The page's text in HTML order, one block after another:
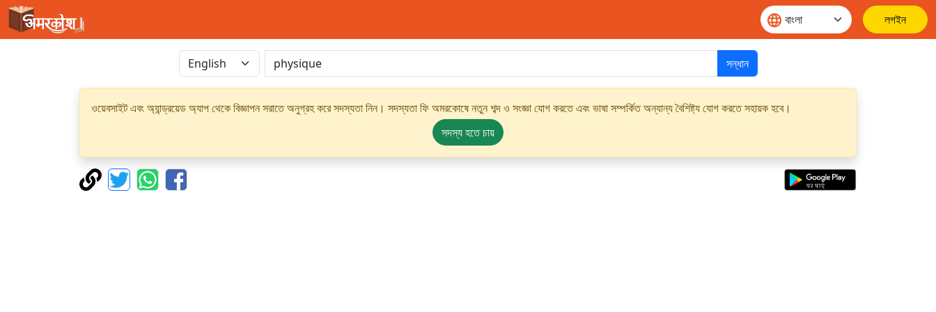
লগইন
সন্ধান
ওয়েবসাইট এবং অ্যান্ড্রয়েড অ্যাপ থেকে বিজ্ঞাপন সরাতে অনুগ্রহ করে সদস্যতা নিন। সদস্যতা ফি অমরকোষে নতুন শব্দ ও সংজ্ঞা যোগ করতে এবং ভাষা সম্পর্কিত অন্যান্য বৈশিষ্ট্য যোগ করতে সহায়ক হবে।
সদস্য হতে চায়